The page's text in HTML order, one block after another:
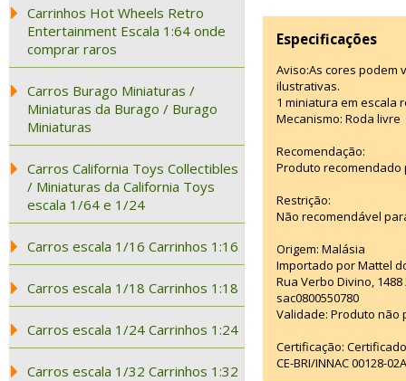
Carrinhos Hot Wheels Retro
Entertainment Escala 1:64 onde
comprar raros
Carros Burago Miniaturas /
Miniaturas da Burago / Burago
Miniaturas
Carros California Toys Collectibles
/ Miniaturas da California Toys
escala 1/64 e 1/24
Carros escala 1/16 Carrinhos 1:16
Carros escala 1/18 Carrinhos 1:18
Carros escala 1/24 Carrinhos 1:24
Carros escala 1/32 Carrinhos 1:32
Especificações
Aviso:As cores podem
ilustrativas.
1 miniatura em escala
Mecanismo: Roda livre
Recomendação:
Produto recomendado
Restrição:
Não recomendável
Origem: Malásia
Importado por Mattel
Rua Verbo Divino,
sac0800550780
Validade: Produto não
Certificação:
CE-BRI/INNAC 00128-